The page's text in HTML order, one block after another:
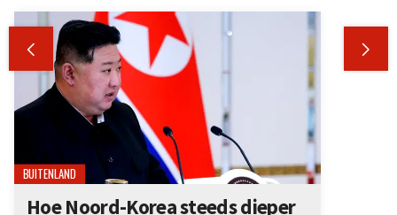
 
BUITENLAND
Hoe Noord-Korea steeds dieper